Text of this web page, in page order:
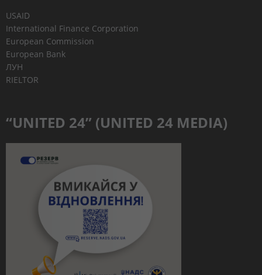
USAID
International Finance Corporation
European Commission
European Bank
ЛУН
RIELTOR
“UNITED 24” (UNITED 24 MEDIA)